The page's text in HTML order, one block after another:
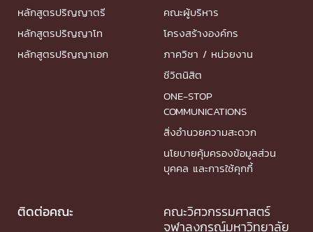
หลักสูตรปริญญาตรี
หลักสูตรปริญญาโท
หลักสูตรปริญญาเอก
คณะผู้บริหาร
โครงสร้างองค์กร
ภาควิชา / หน่วยงาน
ชีวิตนิสิต
ONE-STOP
COMMUNICATIONS
สิ่งอำนวยความสะดวก
นโยบายคุ้มครองข้อมูลส่วน
บุคคล และการใช้คุกกี้
ติดต่อคณะ
คณะวิศวกรรมศาสตร์
จุฬาลงกรณ์มหาวิทยาลัย